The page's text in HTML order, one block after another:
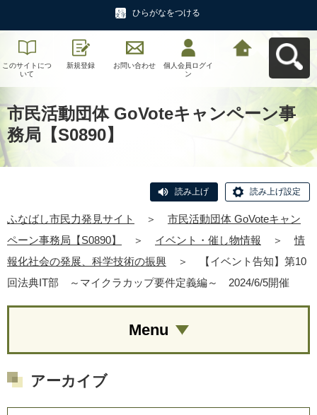
ひらがなをつける
このサイトにつ
いて
新規登録 お問い合わせ
個人会員ログイ
ン
市民活動団体 GoVoteキャンペーン事
務局【S0890】
読み上げ 読み上げ設定
ふなばし市民力発見サイト ＞
市民活動団体 GoVoteキャン
ペーン事務局【S0890】
＞ イベント・催し物情報 ＞
情
報化社会の発展、科学技術の振興
＞
【イベント告知】第10
回法典IT部 ～マイクラカップ要件定義編～ 2024/6/5開催
Menu
アーカイブ